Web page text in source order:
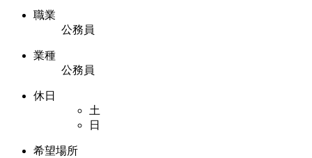
職業
公務員
業種
公務員
休日
土
日
希望場所